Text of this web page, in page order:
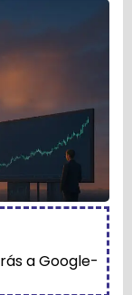
a Google-